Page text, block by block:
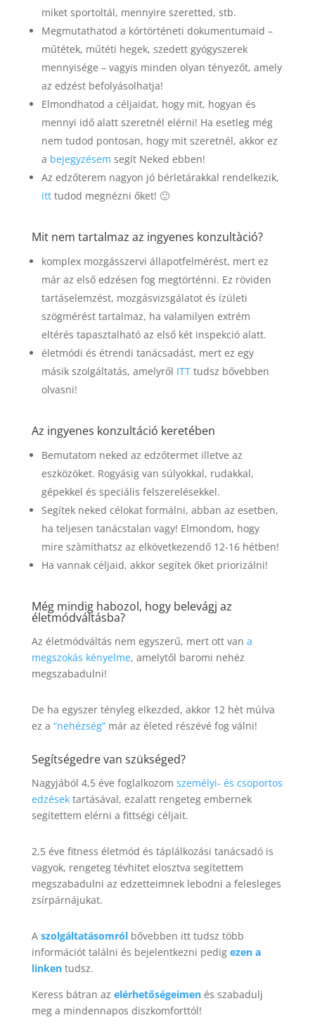
miket sportoltál, mennyire szeretted, stb.
Megmutathatod a kórtörténeti dokumentumaid –
műtétek, műtéti hegek, szedett gyógyszerek
mennyisége – vagyis minden olyan tényezőt, amely
az edzést befolyásolhatja!
Elmondhatod a céljaidat, hogy mit, hogyan és
mennyi idő alatt szeretnél elérni! Ha esetleg még
nem tudod pontosan, hogy mit szeretnél, akkor ez
a bejegyzésem segít Neked ebben!
Az edzőterem nagyon jó bérletárakkal rendelkezik,
itttudod megnézni őket! 🙂
Mit nem tartalmaz az ingyenes konzultàció?
komplex mozgásszervi állapotfelmérést, mert ez
már az első edzésen fog megtörténni. Ez röviden
tartáselemzést, mozgásvizsgálatot és ízületi
szögmérést tartalmaz, ha valamilyen extrém
eltérés tapasztalható az első két inspekció alatt.
életmódi és étrendi tanácsadást, mert ez egy
másik szolgáltatás, amelyről ITTtudsz bővebben
olvasni!
Az ingyenes konzultáció keretében
Bemutatom neked az edzőtermet illetve az
eszközöket. Rogyásig van súlyokkal, rudakkal,
gépekkel és speciális felszerelésekkel.
Segítek neked célokat formálni, abban az esetben,
ha teljesen tanácstalan vagy! Elmondom, hogy
mire szàmíthatsz az elkövetkezendő 12-16 hétben!
Ha vannak céljaid, akkor segítek őket priorizálni!
Még mindig habozol, hogy belevágj az
életmódváltásba?
Az életmódváltás nem egyszerű, mert ott van a
megszokás kényelme, amelytől baromi nehéz
megszabadulni!
De ha egyszer tényleg elkezded, akkor 12 hèt múlva
ez a “nehézség”már az életed részévé fog válni!
Segítségedre van szükséged?
Nagyjából 4,5 éve foglalkozom személyi- és csoportos
edzésektartásával, ezalatt rengeteg embernek
segítettem elérni a fittségi céljait.
2,5 éve fitness életmód és táplálkozási tanácsadó is
vagyok, rengeteg tévhitet elosztva segítettem
megszabadulni az edzetteimnek lebodni a felesleges
zsírpárnájukat.
A szolgáltatásomról bővebben itt tudsz több
információt találni és bejelentkezni pedig ezen a
linken tudsz.
Keress bátran az elérhetőségeimen és szabadulj
meg a mindennapos diszkomforttól!